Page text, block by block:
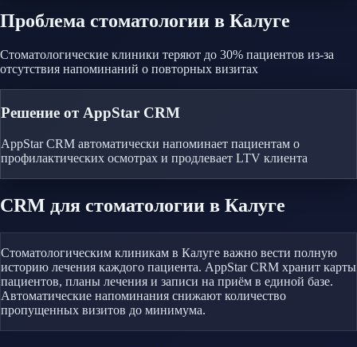
Проблема стоматологии в Калуге
Стоматологические клиники теряют до 30% пациентов из-за
отсутствия напоминаний о повторных визитах
Решение от AppStar CRM
AppStar CRM автоматически напоминает пациентам о
профилактических осмотрах и продлевает LTV клиента
CRM для стоматологии в Калуге
Стоматологическим клиникам в Калуге важно вести полную
историю лечения каждого пациента. AppStar CRM хранит карты
пациентов, планы лечения и записи на приём в единой базе.
Автоматические напоминания снижают количество
пропущенных визитов до минимума.